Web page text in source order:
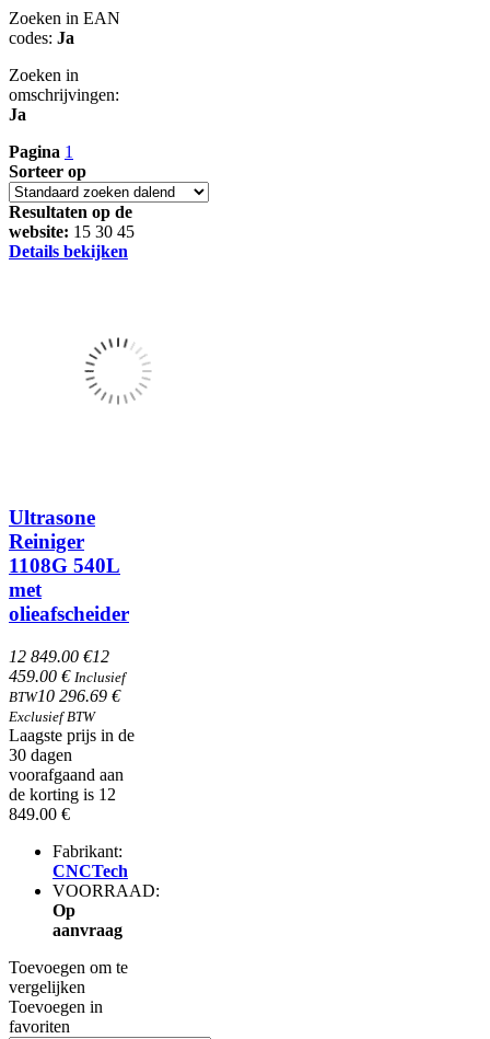
Zoeken in EAN
codes: Ja
Zoeken in
omschrijvingen:
Ja
Pagina 1
Sorteer op
Resultaten op de
website: 15 30 45
Details bekijken
Ultrasone
Reiniger
1108G 540L
met
olieafscheider
12 849.00 €12
459.00 € Inclusief
BTW10 296.69 €
Exclusief BTW
Laagste prijs in de
30 dagen
voorafgaand aan
de korting is 12
849.00 €
Fabrikant:
CNCTech
VOORRAAD:
Op
aanvraag
Toevoegen om te
vergelijken
Toevoegen in
favoriten